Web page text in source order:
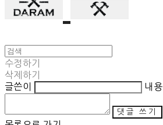
수정하기
삭제하기
글쓴이
내용
댓글 쓰기